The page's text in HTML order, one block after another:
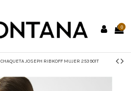
0
CHAQUETA JOSEPH RIBKOFF MUJER 253901T